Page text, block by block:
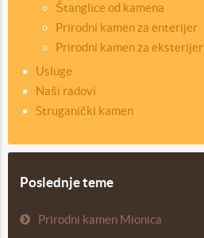
Štanglice od kamena
Prirodni kamen za enterijer
Prirodni kamen za eksterijer
Usluge
Naši radovi
Struganički kamen
Poslednje teme
Prirodni kamen Mionica